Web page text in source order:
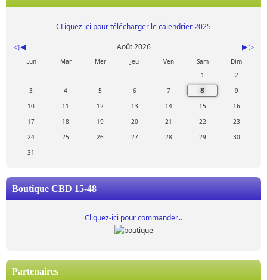
CLiquez ici pour télécharger le calendrier 2025
Août 2026
Lun Mar Mer Jeu Ven Sam
Dim
1
2
3
4 5 6 7 8
9
10
11 12 13 14 15
16
17
18 19 20 21 22
23
24
25 26 27 28 29
30
31
Boutique CBD 15-48
Cliquez-ici pour commander...
Partenaires